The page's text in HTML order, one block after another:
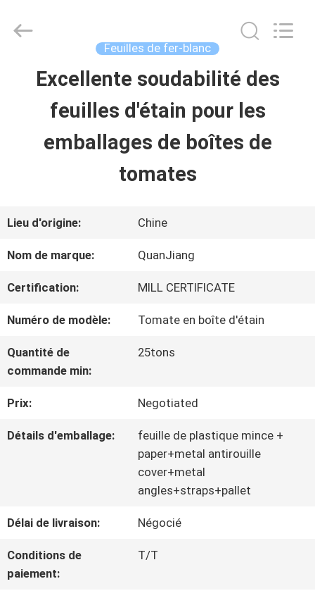
MAISON
PRODUITS
NOUS
QUALITÉ
CONTACTEZ-
QUANYE
METAL
Feuilles de fer-blanc
Excellente soudabilité des
feuilles d'étain pour les
emballages de boîtes de
tomates
Lieu d'origine: Chine
Nom de marque: QuanJiang
Certification: MILL CERTIFICATE
Numéro de modèle: Tomate en boîte d'étain
Quantité de
commande min:
25tons
Prix: Negotiated
Détails d'emballage:
feuille de plastique mince +
paper+metal antirouille
cover+metal
angles+straps+pallet
Délai de livraison: Négocié
Conditions de
paiement:
T/T